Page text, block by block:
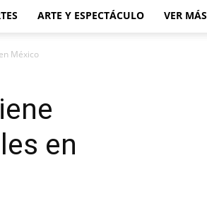
ARTE Y ESPECTÁCULO VER MÁS
México
en